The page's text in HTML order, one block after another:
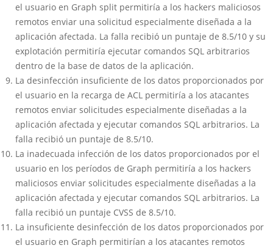
el usuario en Graph split permitiría a los hackers maliciosos
remotos enviar una solicitud especialmente diseñada a la
aplicación afectada. La falla recibió un puntaje de 8.5/10 y su
explotación permitiría ejecutar comandos SQL arbitrarios
dentro de la base de datos de la aplicación.
La desinfección insuficiente de los datos proporcionados por
el usuario en la recarga de ACL permitiría a los atacantes
remotos enviar solicitudes especialmente diseñadas a la
aplicación afectada y ejecutar comandos SQL arbitrarios. La
falla recibió un puntaje de 8.5/10.
La inadecuada infección de los datos proporcionados por el
usuario en los períodos de Graph permitiría a los hackers
maliciosos enviar solicitudes especialmente diseñadas a la
aplicación afectada y ejecutar comandos SQL arbitrarios. La
falla recibió un puntaje CVSS de 8.5/10.
La insuficiente desinfección de los datos proporcionados por
el usuario en Graph permitirían a los atacantes remotos